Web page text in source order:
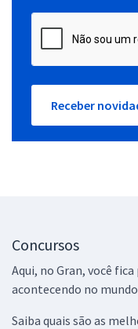
Receber
Concursos
Aqui, no Gran, você
acontecendo no
Saiba quais são as